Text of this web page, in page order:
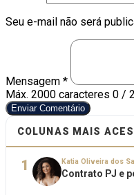
Seu e-mail não será
Mensagem *
Máx. 2000 caracteres 0 /
Enviar Comentário
COLUNAS MAIS
1 Katia Oliveira dos
Contrato PJ e